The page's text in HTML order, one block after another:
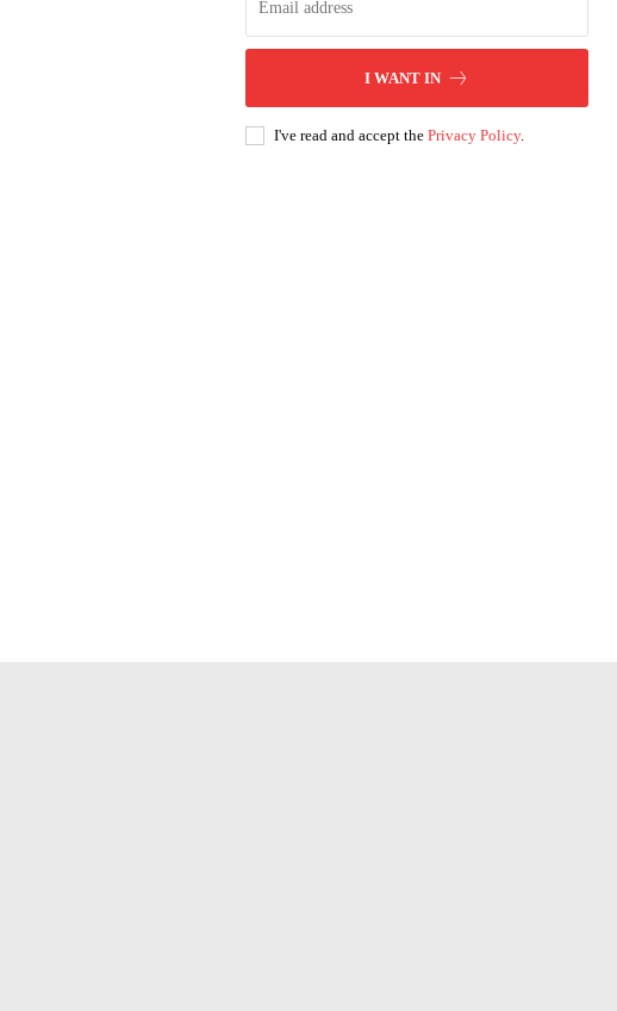
I WANT IN
I've read and accept the Privacy Policy.